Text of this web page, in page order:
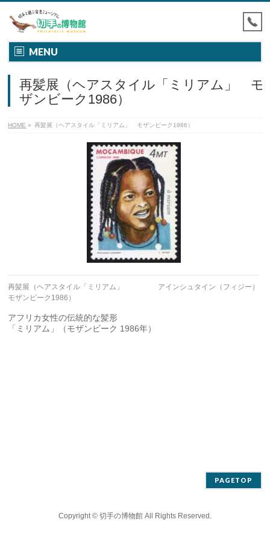
MENU
再髪展（ヘアスタイル「ミリアム」 モ
ザンビーク1986）
HOME » 再髪展（ヘアスタイル「ミリアム」 モザンビーク1986）
再髪展（ヘアスタイル「ミリアム」
モザンビーク1986）
アインシュタイン（フィジー）
アフリカ女性の伝統的な髪形
「ミリアム」（モザンビーク 1986年）
PAGETOP
Copyright © 切手の博物館All Rights Reserved.